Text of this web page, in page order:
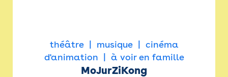
théâtre musique
cinéma
d'animation
à voir en famille
MoJurZiKong